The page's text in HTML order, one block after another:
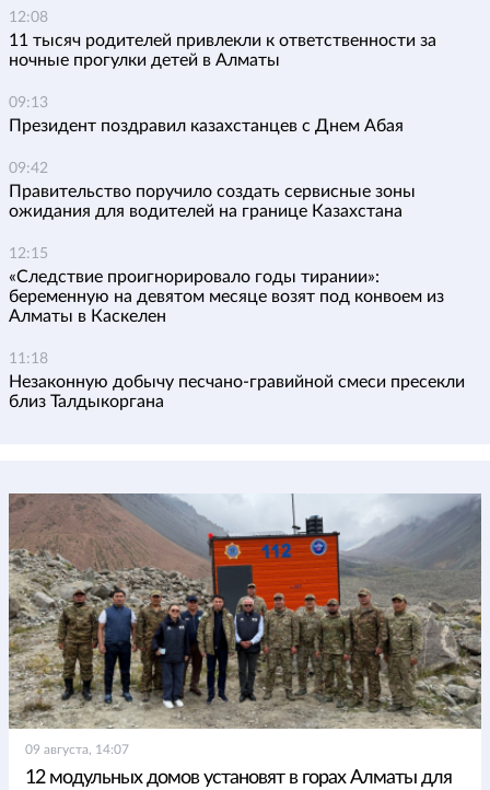
12:08
11 тысяч родителей привлекли к ответственности за
ночные прогулки детей в Алматы
09:13
Президент поздравил казахстанцев с Днем Абая
09:42
Правительство поручило создать сервисные зоны
ожидания для водителей на границе Казахстана
12:15
«Следствие проигнорировало годы тирании»:
беременную на девятом месяце возят под конвоем из
Алматы в Каскелен
11:18
Незаконную добычу песчано-гравийной смеси пресекли
близ Талдыкоргана
09 августа, 14:07
12 модульных домов установят в горах Алматы для